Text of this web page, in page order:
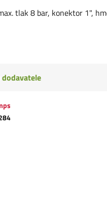
tlak 8 bar, konektor 1",